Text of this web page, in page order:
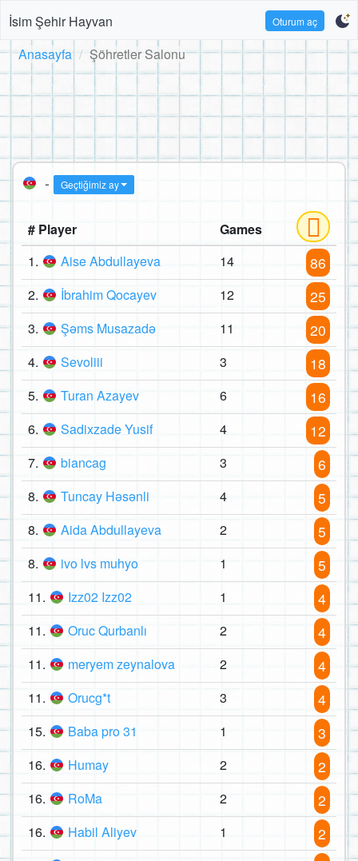
İsim Şehir Hayvan Oturum aç
Anasayfa Şöhretler Salonu
- Geçtiğimiz ay
# Player
Games
1.
Aise Abdullayeva 14 86
2. İbrahim Qocayev 12 25
3. Şəms Musazadə 11 20
4. Sevoliii 3 18
5. Turan Azayev 6 16
6. Sadixzade Yusif 4 12
7. biancag 3 6
8. Tuncay Həsənli 4 5
8. Aida Abdullayeva 2 5
8. ivo lvs muhyo 1 5
11. Izz02 Izz02 1 4
11. Oruc Qurbanlı 2 4
11. meryem zeynalova 2 4
11. Orucg*t 3 4
15. Baba pro 31 1 3
16. Humay 2 2
16. RoMa 2 2
16. Habil Aliyev 1 2